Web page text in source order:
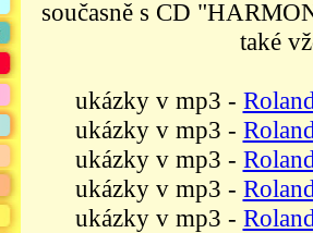
současně s CD
také
ukázky v mp3 -
ukázky v mp3 -
ukázky v mp3 -
ukázky v mp3 -
ukázky v mp3 -